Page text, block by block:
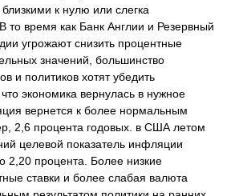
к нулю или слегка
то время как Банк Англии и Резервный
угрожают снизить процентные
значений, большинство
и политиков хотят убедить
экономика вернулась в нужное
вернется к более нормальным
2,6 процента годовых. в США летом
целевой показатель инфляции
2,20 процента. Более низкие
ставки и более слабая валюта